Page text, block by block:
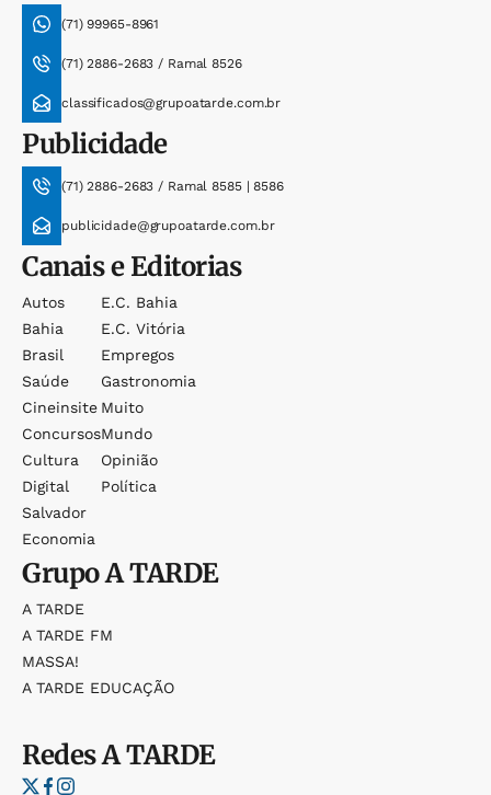
(71) 99965-8961
(71) 2886-2683 / Ramal 8526
classificados@grupoatarde.com.br
Publicidade
(71) 2886-2683 / Ramal 8585 | 8586
publicidade@grupoatarde.com.br
Canais e Editorias
Autos
Bahia
Brasil
Saúde
Cineinsite
Concursos
Cultura
Digital
Salvador
Economia
E.c. Bahia
E.c. Vitória
Empregos
Gastronomia
Muito
Mundo
Opinião
Política
GrupoA TARDE
A TARDE
A TARDE FM
MASSA!
A TARDE EDUCAÇÃO
RedesA TARDE